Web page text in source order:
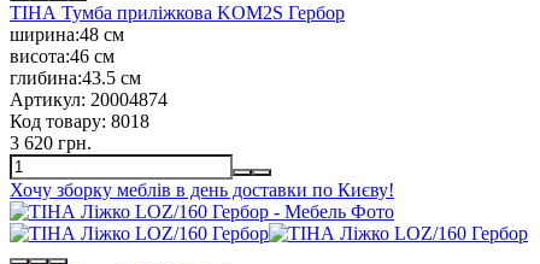
ТІНА Тумба приліжкова KOM2S Гербор
ширина:48 см
висота:46 см
глибина:43.5 см
Артикул: 20004874
Код товару: 8018
3 620 грн.
Хочу зборку меблів в день доставки по Києву!